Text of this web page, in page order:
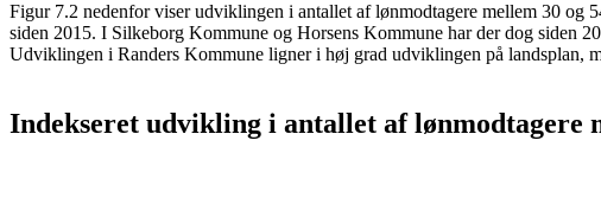
Figur 7.2 nedenfor viser udviklingen i antallet af lønmodtagere mellem 30 og
siden 2015. I Silkeborg Kommune og Horsens Kommune har der dog siden
Udviklingen i Randers Kommune ligner i høj grad udviklingen på landsplan,
Indekseret udvikling i antallet af lønmodtagere